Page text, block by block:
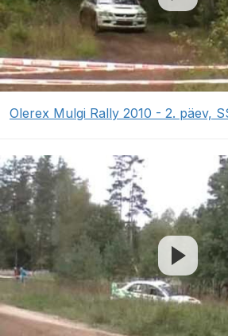
Olerex Mulgi Rally 2010 - 2. päev,